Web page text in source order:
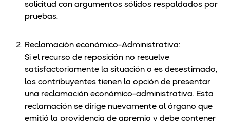
solicitud con argumentos sólidos respaldados por
pruebas.
Reclamación económico-Administrativa:
Si el recurso de reposición no resuelve
satisfactoriamente la situación o es desestimado,
los contribuyentes tienen la opción de presentar
una reclamación económico-administrativa. Esta
reclamación se dirige nuevamente al órgano que
emitió la providencia de apremio y debe contener